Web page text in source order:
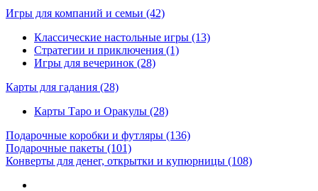
Игры для компаний и семьи (42)
Классические настольные игры (13)
Стратегии и приключения (1)
Игры для вечеринок (28)
Карты для гадания (28)
Карты Таро и Оракулы (28)
Подарочные коробки и футляры (136)
Подарочные пакеты (101)
Конверты для денег, открытки и купюрницы (108)